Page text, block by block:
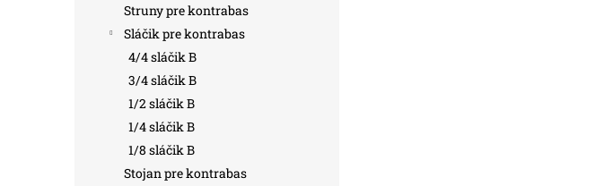
Struny pre kontrabas
Sláčik pre kontrabas
4/4 sláčik B
3/4 sláčik B
1/2 sláčik B
1/4 sláčik B
1/8 sláčik B
Stojan pre kontrabas